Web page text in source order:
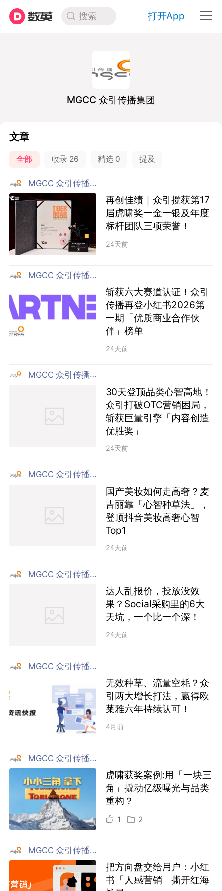
搜索 打开App
MGCC 众引传播集团
文章
全部 收录 26 精选 0 提及
MGCC 众引传播集团
再创佳绩｜众引揽获第17
届虎啸奖一金一银及年度
标杆团队三项荣誉！
24天前
MGCC 众引传播集团
斩获六大赛道认证！众引
传播再登小红书2026第
一期「优质商业合作伙
伴」榜单
24天前
MGCC 众引传播集团
30天登顶品类心智高地！
众引打破OTC营销困局，
斩获巨量引擎「内容创造
优胜奖」
24天前
MGCC 众引传播集团
国产美妆如何走高奢？麦
吉丽靠「心智种草法」，
登顶抖音美妆高奢心智
Top1
24天前
MGCC 众引传播集团
达人乱报价，投放没效
果？Social采购里的6大
天坑，一个比一个深！
24天前
MGCC 众引传播集团
无效种草、流量空耗？众
引两大增长打法，赢得欧
莱雅六年持续认可！
4月前
MGCC 众引传播集团
虎啸获奖案例:用「一块三
角」撬动亿级曝光与品类
重构？
1 2
MGCC 众引传播集团
把方向盘交给用户：小红
书「人感营销」撕开红海